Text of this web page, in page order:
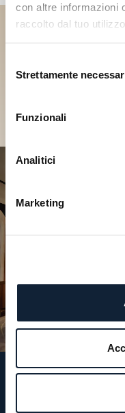
con altre informazioni
raccolto dal tuo
delStrettamente
Funzionali
Analitici
Marketing
Scopri le